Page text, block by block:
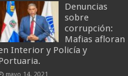
Denuncias
sobre
corrupción:
Mafias afloran
Interior y Policía y
mayo 14, 2021